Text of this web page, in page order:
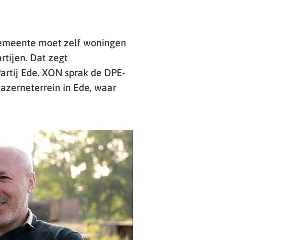
moet zelf woningen
Dat zegt
Ede. XON sprak de DPE-
in Ede, waar